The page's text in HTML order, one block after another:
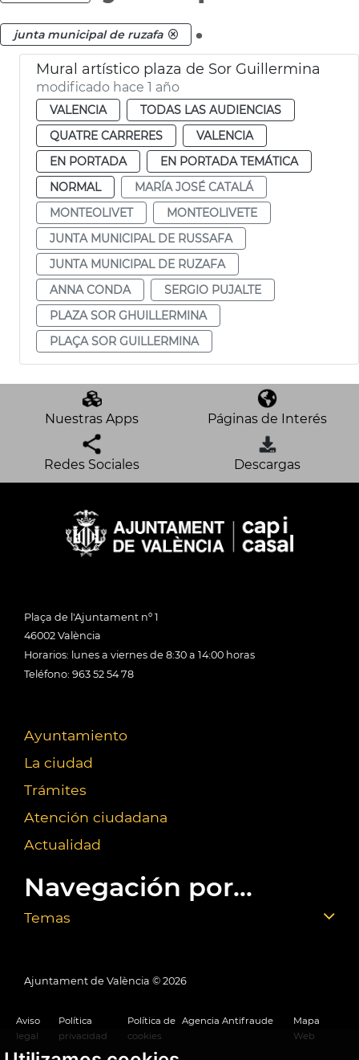
junta municipal de ruzafa .
Mural artístico plaza de Sor Guillermina
modificado hace 1 año
VALENCIA
TODAS LAS AUDIENCIAS
QUATRE CARRERES
VALENCIA
EN PORTADA
EN PORTADA TEMÁTICA
NORMAL
MARÍA JOSÉ CATALÁ
MONTEOLIVET
MONTEOLIVETE
JUNTA MUNICIPAL DE RUSSAFA
JUNTA MUNICIPAL DE RUZAFA
ANNA CONDA
SERGIO PUJALTE
PLAZA SOR GHUILLERMINA
PLAÇA SOR GUILLERMINA
Nuestras Apps Páginas de Interés
Redes Sociales Descargas
Plaça de l'Ajuntament nº 1
46002 València
Horarios: lunes a viernes de 8:30 a 14:00 horas
Teléfono: 963 52 54 78
Ayuntamiento
La ciudad
Trámites
Atención ciudadana
Actualidad
Navegación por...
Temas
Ajuntament de València © 2026
Aviso
legal
Política
privacidad
Política de
cookies
Agencia Antifraude
Mapa
Web